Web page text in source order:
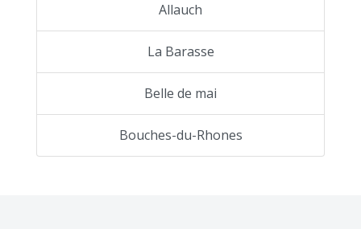
Allauch
La Barasse
Belle de mai
Bouches-du-Rhones